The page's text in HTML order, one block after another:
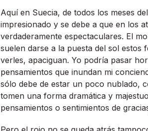
Aquí­ en Suecia, de todos los meses
impresionado y se debe a que en los
verdaderamente espectaculares. El
suelen darse a la puesta del sol
verles, apaciguan. Yo podrí­a pasar
pensamientos que inundan mi
sólo debe de estar un poco nublado,
tomen una forma dramática y
pensamientos o sentimientos de